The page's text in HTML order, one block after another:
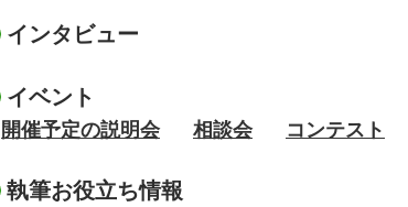
インタビュー
イベント
開催予定の説明会 相談会 コンテスト
執筆お役立ち情報